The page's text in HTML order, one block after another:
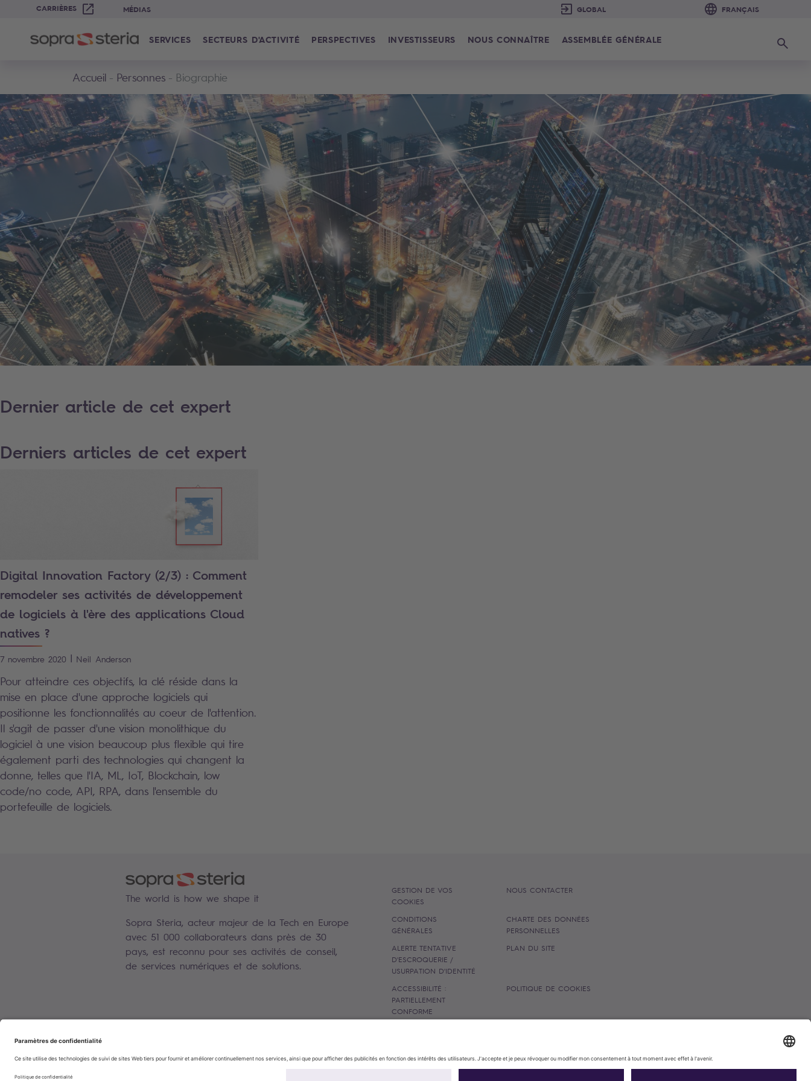
CARRIÈRES MÉDIAS
SERVICES SECTEURS D'ACTIVITÉ PERSPECTIVES INVESTISSEURS NOUS CONNAÎTRE ASSEMBLÉE GÉNÉRALE
Accueil Personnes Biographie
Dernier article de cet expert
Derniers articles de cet expert
Digital Innovation Factory (2/3) : Comment
remodeler ses activités de développement
de logiciels à l'ère des applications Cloud
natives ?
7 novembre 2020 | Neil Anderson
Pour atteindre ces objectifs, la clé réside dans la
mise en place d'une approche logiciels qui
positionne les fonctionnalités au coeur de l'attention.
Il s'agit de passer d'une vision monolithique du
logiciel à une vision beaucoup plus flexible qui tire
également parti des technologies qui changent la
donne, telles que l'IA, ML, IoT, Blockchain, low
code/no code, API, RPA, dans l'ensemble du
portefeuille de logiciels.
The world is how we shape it
Sopra Steria, acteur majeur de la Tech en Europe
avec 51 000 collaborateurs dans près de 30
pays, est reconnu pour ses activités de conseil,
de services numériques et de solutions.
GESTION DE VOS
COOKIES
NOUS CONTACTER
CONDITIONS
GÉNÉRALES
CHARTE DES DONNÉES
PERSONNELLES
ALERTE TENTATIVE
D'ESCROQUERIE /
USURPATION D'IDENTITÉ
PLAN DU SITE
ACCESSIBILITÉ :
PARTIELLEMENT
CONFORME
POLITIQUE DE COOKIES